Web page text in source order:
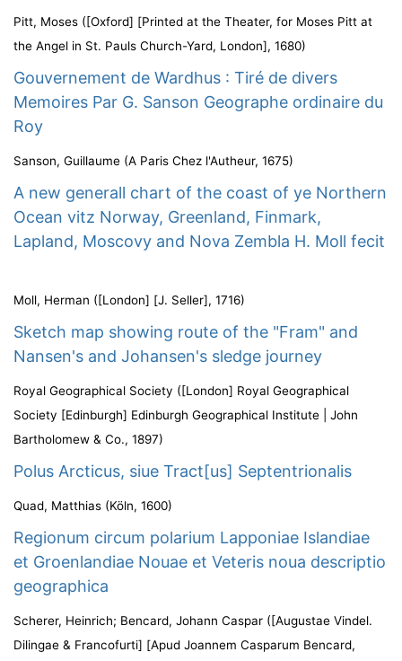
Pitt, Moses ([Oxford] [Printed at the Theater, for Moses Pitt at
the Angel in St. Pauls Church-Yard, London], 1680)
Gouvernement de Wardhus : Tiré de divers
Memoires Par G. Sanson Geographe ordinaire du
Roy
Sanson, Guillaume (A Paris Chez l'Autheur, 1675)
A new generall chart of the coast of ye Northern
Ocean vitz Norway, Greenland, Finmark,
Lapland, Moscovy and Nova Zembla H. Moll fecit
Moll, Herman ([London] [J. Seller], 1716)
Sketch map showing route of the "Fram" and
Nansen's and Johansen's sledge journey
Royal Geographical Society ([London] Royal Geographical
Society [Edinburgh] Edinburgh Geographical Institute | John
Bartholomew & Co., 1897)
Polus Arcticus, siue Tract[us] Septentrionalis
Quad, Matthias (Köln, 1600)
Regionum circum polarium Lapponiae Islandiae
et Groenlandiae Nouae et Veteris noua descriptio
geographica
Scherer, Heinrich; Bencard, Johann Caspar ([Augustae Vindel.
Dilingae & Francofurti] [Apud Joannem Casparum Bencard,